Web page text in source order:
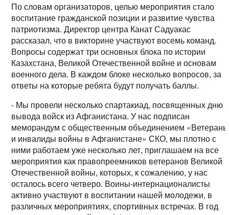
По словам организаторов, целью мероприятия стало
воспитание гражданской позиции и развитие чувства
патриотизма. Директор центра Канат Садуакас
рассказал, что в викторине участвуют восемь команд.
Вопросы содержат три основных блока по истории
Казахстана, Великой Отечественной войне и основам
военного дела. В каждом блоке несколько вопросов, за
ответы на которые ребята будут получать баллы.
- Мы провели несколько спартакиад, посвященных дню
вывода войск из Афганистана. У нас подписан
меморандум с общественным объединением «Ветераны
и инвалиды войны в Афганистане» СКО, мы плотно с
ними работаем уже несколько лет, приглашаем на все
мероприятия как правопреемников ветеранов Великой
Отечественной войны, которых, к сожалению, у нас
осталось всего четверо. Воины-интернационалисты
активно участвуют в воспитании нашей молодежи, в
различных мероприятиях, спортивных встречах. В год